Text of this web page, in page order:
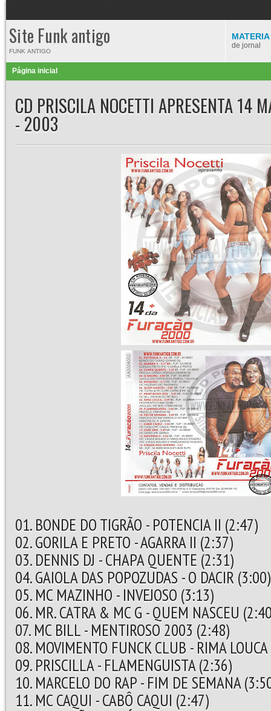
Site Funk antigo
FUNK ANTIGO
MATERIA
de jornal
Página inicial
CD PRISCILA NOCETTI APRESENTA 14
- 2003
01. BONDE DO TIGRÃO - POTENCIA II (2:47)
02. GORILA E PRETO - AGARRA II (2:37)
03. DENNIS DJ - CHAPA QUENTE (2:31)
04. GAIOLA DAS POPOZUDAS - O DACIR (3:00)
05. MC MAZINHO - INVEJOSO (3:13)
06. MR. CATRA & MC G - QUEM NASCEU
07. MC BILL - MENTIROSO 2003 (2:48)
08. MOVIMENTO FUNCK CLUB - RIMA
09. PRISCILLA - FLAMENGUISTA (2:36)
10. MARCELO DO RAP - FIM DE SEMANA
11. MC CAQUI - CABÔ CAQUI (2:47)